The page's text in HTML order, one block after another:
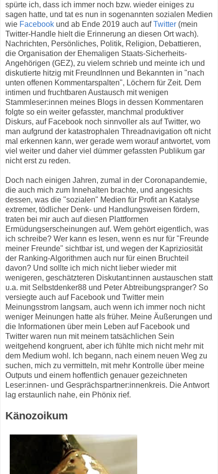
spürte ich, dass ich immer noch bzw. wieder einiges zu
sagen hatte, und tat es nun in sogenannten sozialen Medien
wie Facebook und ab Ende 2019 auch aufTwitter (mein
Twitter-Handle hielt die Erinnerung an diesen Ort wach).
Nachrichten, Persönliches, Politik, Religion, Debattieren,
die Organisation der Ehemaligen Staats-Sicherheits-
Angehörigen (GEZ), zu vielem schrieb und meinte ich und
diskutierte hitzig mit FreundInnen und Bekannten in "nach
unten offenen Kommentarspalten", Löchern für Zeit. Dem
intimen und fruchtbaren Austausch mit wenigen
Stammleser:innen meines Blogs in dessen Kommentaren
folgte so ein weiter gefasster, manchmal produktiver
Diskurs, auf Facebook noch sinnvoller als auf Twitter, wo
man aufgrund der katastrophalen Threadnavigation oft nicht
mal erkennen kann, wer gerade wem worauf antwortet, vom
viel weiter und daher viel dümmer gefassten Publikum gar
nicht erst zu reden.
Doch nach einigen Jahren, zumal in der Coronapandemie,
die auch mich zum Innehalten brachte, und angesichts
dessen, was die "sozialen" Medien für Profit an Katalyse
extremer, tödlicher Denk- und Handlungsweisen fördern,
traten bei mir auch auf diesen Plattformen
Ermüdungserscheinungen auf. Wem gehört eigentlich, was
ich schreibe? Wer kann es lesen, wenn es nur für "Freunde
meiner Freunde" sichtbar ist, und wegen der Kapriziosität
der Ranking-Algorithmen auch nur für einen Bruchteil
davon? Und sollte ich mich nicht lieber wieder mit
wenigeren, geschätzteren Diskutant:innen austauschen statt
u.a. mit Selbstdenker88 und Peter Abtreibungspranger? So
versiegte auch auf Facebook und Twitter mein
Meinungsstrom langsam, auch wenn ich immer noch nicht
weniger Meinungen hatte als früher. Meine Äußerungen und
die Informationen über mein Leben auf Facebook und
Twitter waren nun mit meinem tatsächlichen Sein
weitgehend kongruent, aber ich fühlte mich nicht mehr mit
dem Medium wohl. Ich begann, nach einem neuen Weg zu
suchen, mich zu vermitteln, mit mehr Kontrolle über meine
Outputs und einem hoffentlich genauer gezeichneten
Leser:innen- und Gesprächspartner:innenkreis. Die Antwort
lag erstaunlich nahe, ein Phönix rief.
Känozoikum